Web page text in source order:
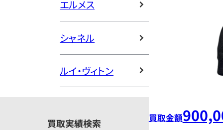
エルメス
シャネル
ルイ・ヴィトン
買取実績検索 買取金額